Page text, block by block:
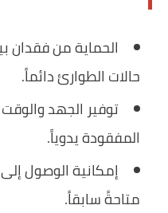
الحماية من فقدان
حالات الطوارئ دائماً.
توفير الجهد والوقت
المفقودة يدوياً.
إمكانية الوصول
متاحةً سابقاً.